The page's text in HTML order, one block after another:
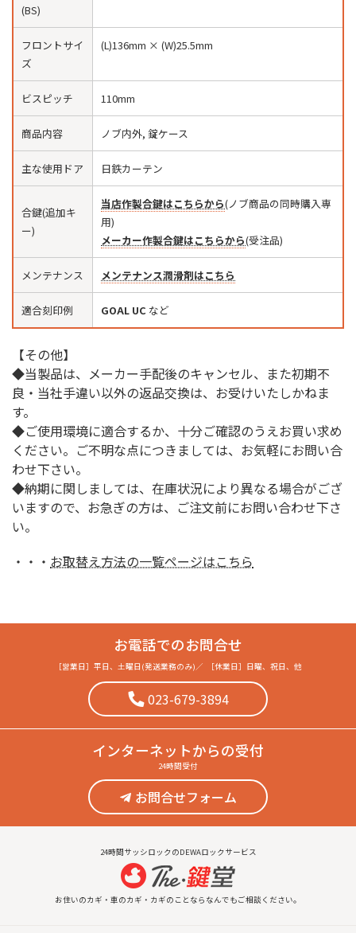
(BS)
フロントサイ
ズ
(L)136mm × (W)25.5mm
ビスピッチ 110mm
商品内容 ノブ内外, 錠ケース
主な使用ドア 日鉄カーテン
合鍵(追加キ
ー)
当店作製合鍵はこちらから(ノブ商品の同時購入専
用)
メーカー作製合鍵はこちらから(受注品)
メンテナンス メンテナンス潤滑剤はこちら
適合刻印例 GOAL UC など
【その他】
◆当製品は、メーカー手配後のキャンセル、また初期不
良・当社手違い以外の返品交換は、お受けいたしかねま
す。
◆ご使用環境に適合するか、十分ご確認のうえお買い求め
ください。ご不明な点につきましては、お気軽にお問い合
わせ下さい。
◆納期に関しましては、在庫状況により異なる場合がござ
いますので、お急ぎの方は、ご注文前にお問い合わせ下さ
い。
・・・ お取替え方法の一覧ページはこちら
お電話でのお問合せ
［営業日］ 平日、土曜日(発送業務のみ) ／ ［休業日］ 日曜、祝日、他
023-679-3894
インターネットからの受付
24時間受付
お問合せフォーム
24時間サッシロックのDEWAロックサービス
お住いのカギ・車のカギ・カギのことならなんでもご相談ください。